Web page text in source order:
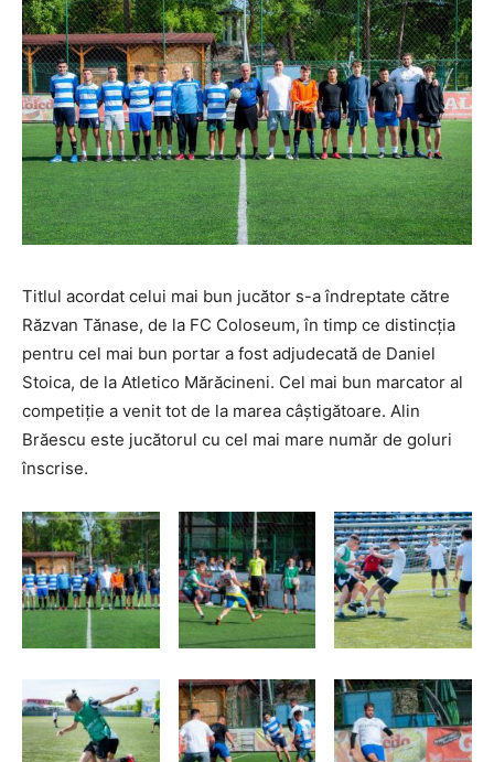
Titlul acordat celui mai bun jucător s-a îndreptate către
Răzvan Tănase, de la FC Coloseum, în timp ce distincţia
pentru cel mai bun portar a fost adjudecată de Daniel
Stoica, de la Atletico Mărăcineni. Cel mai bun marcator al
competiţie a venit tot de la marea câştigătoare. Alin
Brăescu este jucătorul cu cel mai mare număr de goluri
înscrise.